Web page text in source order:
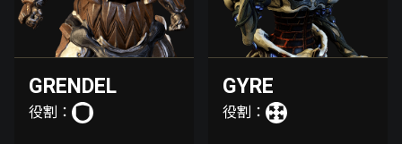
GRENDEL
役割：
GYRE
役割：